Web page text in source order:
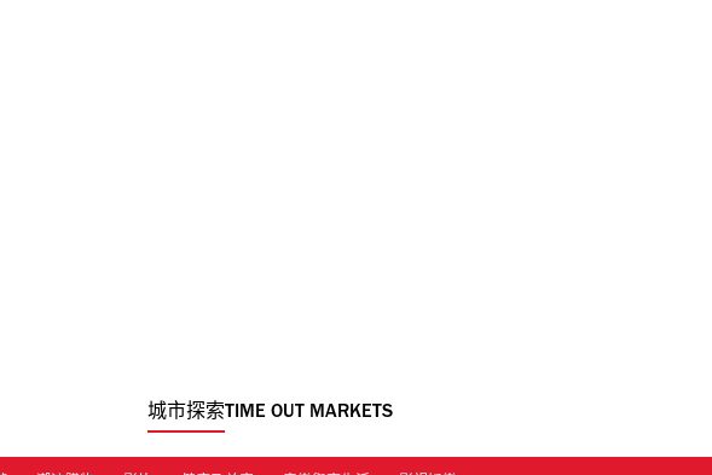
城市探索TIME OUT MARKETS